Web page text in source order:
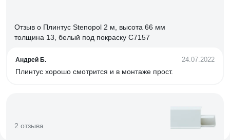
Отзыв о Плинтус Stenopol 2 м, высота 66 мм
толщина 13, белый под покраску C7157
Андрей Б. 24.07.2022
Плинтус хорошо смотрится и в монтаже прост.
2 отзыва